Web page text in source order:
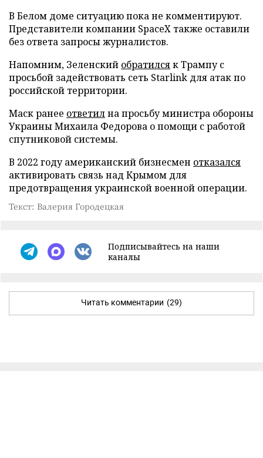
В Белом доме ситуацию пока не комментируют.
Представители компании SpaceX также оставили
без ответа запросы журналистов.
Напомним, Зеленский обратилсяк Трампу с
просьбой задействовать сеть Starlink для атак по
российской территории.
Маск ранее ответилна просьбу министра обороны
Украины Михаила Федорова о помощи с работой
спутниковой системы.
В 2022 году американский бизнесмен отказался
активировать связь над Крымом для
предотвращения украинской военной операции.
Текст: Валерия Городецкая
Подписывайтесь на наши
каналы
Читать комментарии (29)